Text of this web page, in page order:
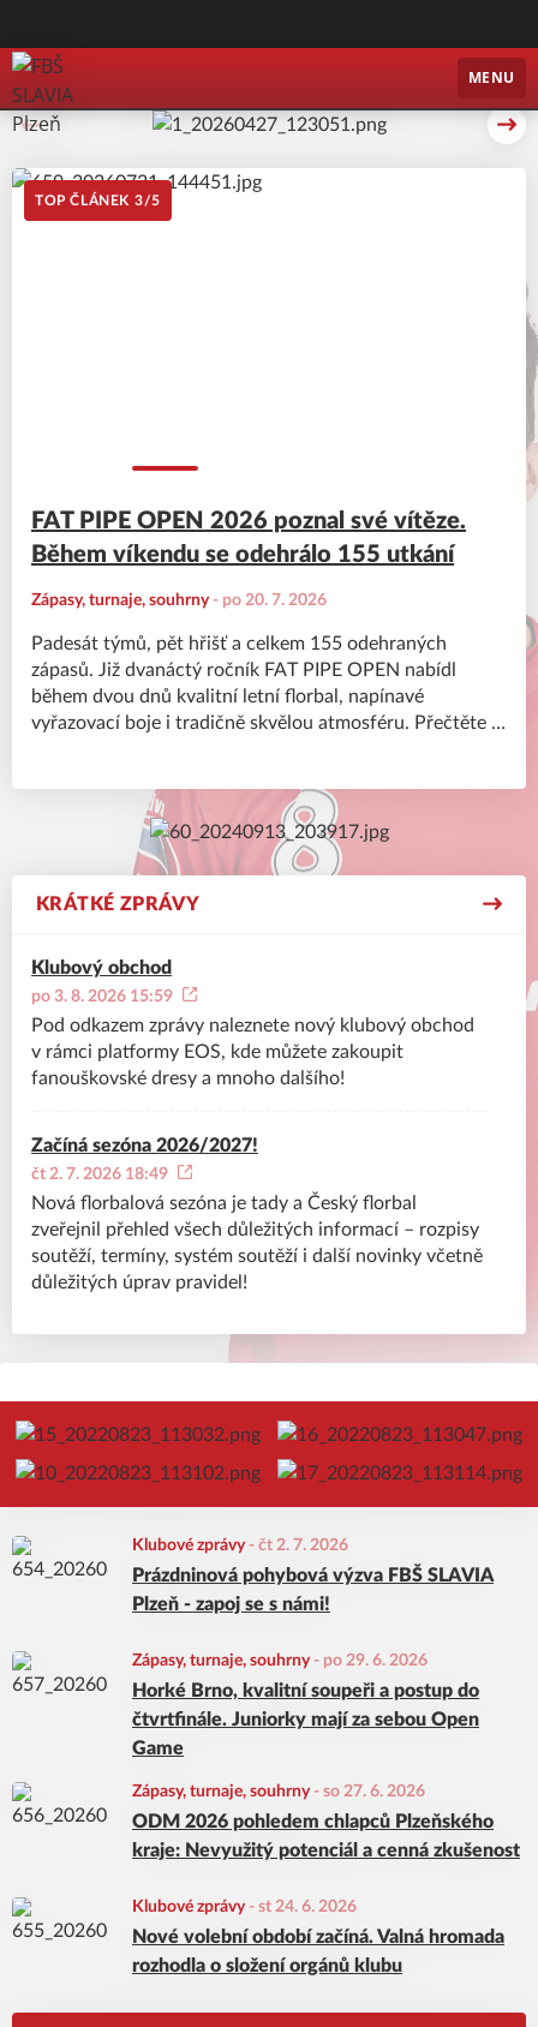
FBŠ SLAVIA Plzeň
MENU
Předchozí
TOP ČLÁNEK 4/5
Zápasy, turnaje, souhrny - po 20. 7. 2026
FAT PIPE OPEN 2026 poznal své vítěze.
Během víkendu se odehrálo 155 utkání
Padesát týmů, pět hřišť a celkem 155 odehraných
zápasů. Již dvanáctý ročník FAT PIPE OPEN nabídl
během dvou dnů kvalitní letní florbal, napínavé
vyřazovací boje i tradičně skvělou atmosféru. Přečtěte si
KRÁTKÉ ZPRÁVY
po 3. 8. 2026 15:59
Klubový obchod
Pod odkazem zprávy naleznete nový klubový obchod
v rámci platformy EOS, kde můžete zakoupit
fanouškovské dresy a mnoho dalšího!
čt 2. 7. 2026 18:49
Začíná sezóna 2026/2027!
Nová florbalová sezóna je tady a Český florbal
zveřejnil přehled všech důležitých informací – rozpisy
soutěží, termíny, systém soutěží i další novinky včetně
důležitých úprav pravidel!
Klubové zprávy - čt 2. 7. 2026
Prázdninová pohybová výzva FBŠ SLAVIA
Plzeň - zapoj se s námi!
Zápasy, turnaje, souhrny - po 29. 6. 2026
Horké Brno, kvalitní soupeři a postup do
čtvrtfinále. Juniorky mají za sebou Open
Game
Zápasy, turnaje, souhrny - so 27. 6. 2026
ODM 2026 pohledem chlapců Plzeňského
kraje: Nevyužitý potenciál a cenná zkušenost
Klubové zprávy - st 24. 6. 2026
Nové volební období začíná. Valná hromada
rozhodla o složení orgánů klubu